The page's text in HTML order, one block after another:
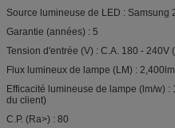
Source lumineuse de LED : Samsung
Garantie (années) : 5
Tension d'entrée (V) : C.A. 180 - 240V
Flux lumineux de lampe (LM) :
Efficacité lumineuse de lampe (lm/w)
du client)
C.P. (Ra>) : 80